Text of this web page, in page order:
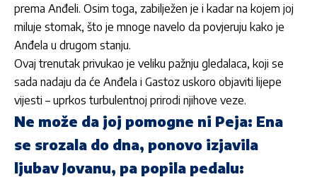
prema Anđeli. Osim toga, zabilježen je i kadar na kojem joj
miluje stomak, što je mnoge navelo da povjeruju kako je
Anđela u drugom stanju.
Ovaj trenutak privukao je veliku pažnju gledalaca, koji se
sada nadaju da će Anđela i Gastoz uskoro objaviti lijepe
vijesti – uprkos turbulentnoj prirodi njihove veze.
Ne može da joj pomogne ni Peja: Ena
se srozala do dna, ponovo izjavila
ljubav Jovanu, pa popila pedalu: